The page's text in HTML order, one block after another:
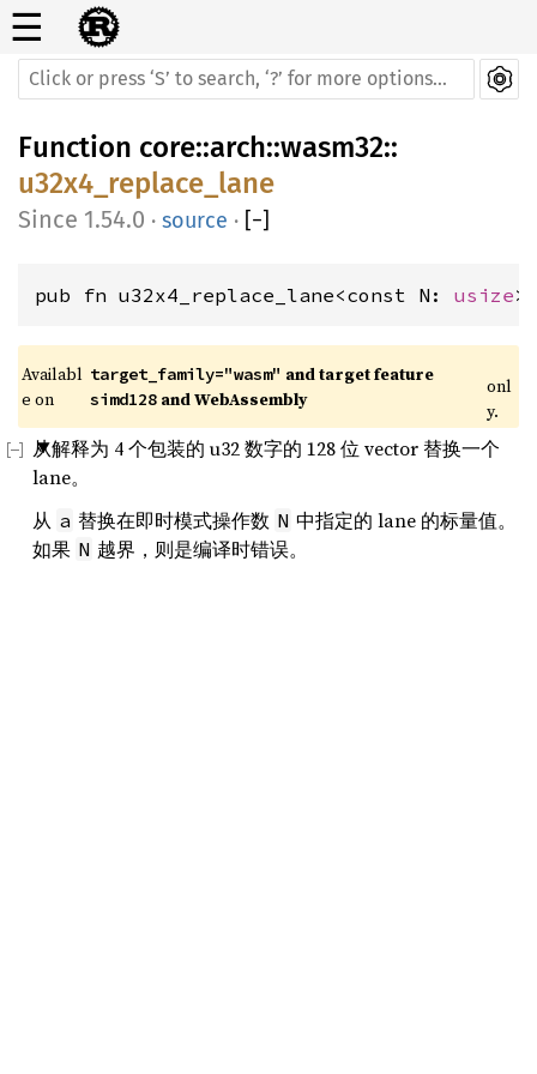
☰
Function core::arch::wasm32::
u32x4_replace_lane
1.54.0 · source · [−]
pub fn u32x4_replace_lane<const N: usize
Availabl
e on
target_family="wasm" and target feature
simd128 and WebAssembly
onl
y.
从解释为 4 个包装的 u32 数字的 128 位 vector 替换一个
lane。
从 a 替换在即时模式操作数 N 中指定的 lane 的标量值。
如果 N 越界，则是编译时错误。